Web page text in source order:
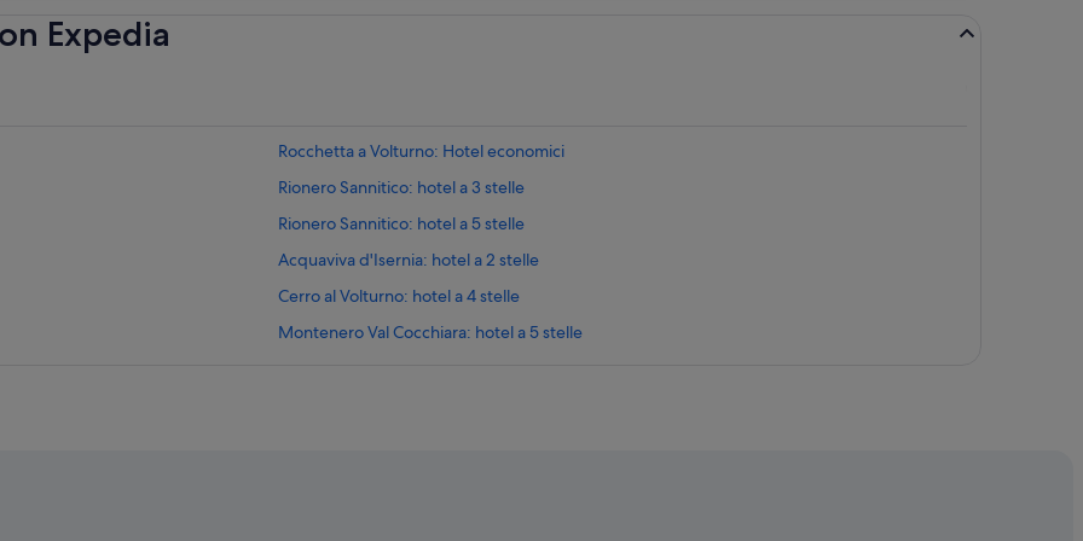
Expedia
Rocchetta a Volturno: Hotel economici
Rionero Sannitico: hotel a 3 stelle
Rionero Sannitico: hotel a 5 stelle
Acquaviva d'Isernia: hotel a 2 stelle
Cerro al Volturno: hotel a 4 stelle
Montenero Val Cocchiara: hotel a 5 stelle